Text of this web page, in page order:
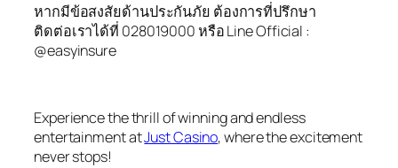
หากมีข้อสงสัยด้านประกันภัย ต้องการที่ปรึกษา
ติดต่อเราได้ที่ 028019000 หรือ Line Official :
@easyinsure
Experience the thrill of winning and endless
entertainment atJust Casino, where the excitement
never stops!